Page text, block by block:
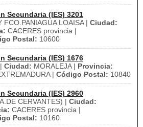
Secundaria (IES) 3201
FCO.PANIAGUA LOAISA | Ciudad:
CACERES provincia |
Postal: 10600
Secundaria (IES) 1676
Ciudad: MORALEJA | Provincia:
| Código Postal: 10840
Secundaria (IES) 2960
CERVANTES) | Ciudad:
CACERES provincia |
Postal: 10160